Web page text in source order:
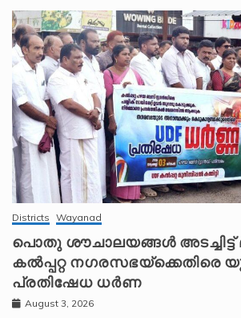
Districts Wayanad
പൊതു ശൗചാലയങ്ങൾ അടച്ചിട്ട്
കൽപ്പറ്റ
പ്രതിഷേധ ധർണ
August 3, 2026